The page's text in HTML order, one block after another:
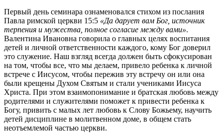
Первый день семинара ознаменовался стихом из послания
Павла римской церкви 15:5 «Да дарует вам Бог, источник
терпения и мужества, полное согласие между вами».
Валентина Ивановна говорила о главных целях воспитания
детей и личной ответственности каждого, кому Бог доверил
это служение. Наш взгляд всегда должен быть сфокусирован
на том, чтобы все, что мы делаем, привело ребенка к личной
встрече с Иисусом, чтобы пережив эту встречу он или она
были крещены Духом Святым и стали учениками Иисуса
Христа. При этом взаимопонимание и братская любовь между
родителями и служителями поможет к привести ребенка к
Богу, привить с малых лет любовь к Слову Божьему, научить
детей дисциплине в молитвенном доме, в общем стать
неотъемлемой частью церкви.